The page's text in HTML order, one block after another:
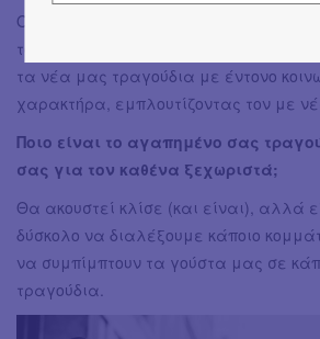
Όσο για το Faith in Physics, αποτελεί
του ”Loyal to the Pack”,
τα νέα μας τραγούδια με έντονο
χαρακτήρα, εμπλουτίζοντας τον με
Ποιο είναι το αγαπημένο σας
σας για τον καθένα ξεχωριστά;
Θα ακουστεί κλίσε (και είναι), αλλά
δύσκολο να διαλέξουμε κάποιο
να συμπίμπτουν τα γούστα μας σε
τραγούδια.